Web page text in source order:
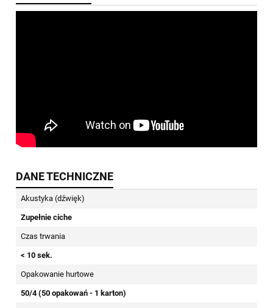
DANE TECHNICZNE
Akustyka (dźwięk)
Zupełnie ciche
Czas trwania
< 10 sek.
Opakowanie hurtowe
50/4 (50 opakowań - 1 karton)